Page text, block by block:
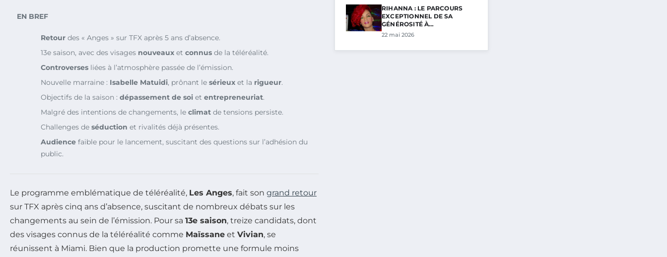
EN BREF
Retour des « Anges » sur TFX après 5 ans d’absence.
13e saison, avec des visages nouveaux et connus de la téléréalité.
Controverses liées à l’atmosphère passée de l’émission.
Nouvelle marraine : Isabelle Matuidi, prônant le sérieux et la rigueur.
Objectifs de la saison : dépassement de soi et entrepreneuriat.
Malgré des intentions de changements, le climat de tensions persiste.
Challenges de séduction et rivalités déjà présentes.
Audience faible pour le lancement, suscitant des questions sur l’adhésion du
public.
Le programme emblématique de téléréalité, Les Anges, fait son grand retour
sur TFX après cinq ans d’absence, suscitant de nombreux débats sur les
changements au sein de l’émission. Pour sa 13e saison, treize candidats, dont
des visages connus de la téléréalité comme Maïssane et Vivian, se
réunissent à Miami. Bien que la production promette une formule moins
RIHANNA : LE PARCOURS
EXCEPTIONNEL DE SA
GÉNÉROSITÉ À…
22 mai 2026